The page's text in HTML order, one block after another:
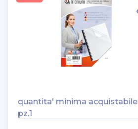
quantita' minima acquistabile
pz.1